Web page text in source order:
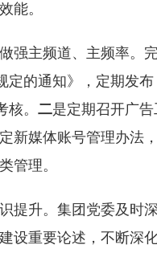
能。
强主频道、主频率。
定的通知》，定期发布
。 二是定期召开广
新媒体账号管理办法
管理。
提升。集团党委及时
设重要论述，不断深